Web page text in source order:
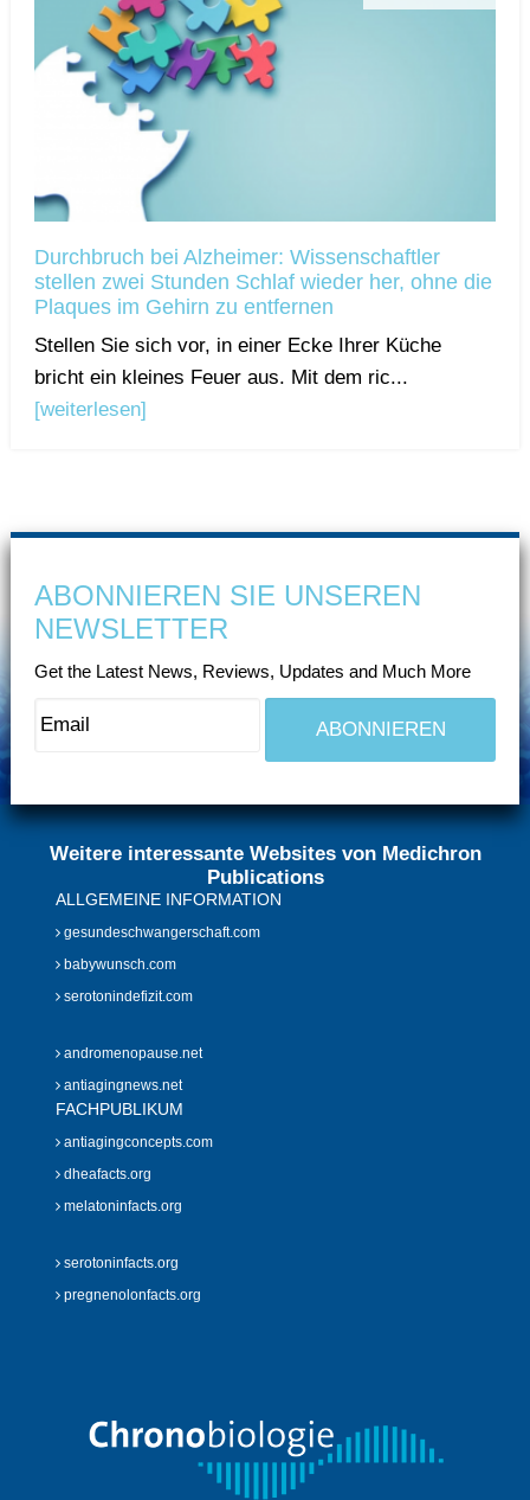
Durchbruch bei Alzheimer: Wissenschaftler
stellen zwei Stunden Schlaf wieder her, ohne die
Plaques im Gehirn zu entfernen
Stellen Sie sich vor, in einer Ecke Ihrer Küche
bricht ein kleines Feuer aus. Mit dem ric...
[weiterlesen]
ABONNIEREN SIE UNSEREN
NEWSLETTER
Get the Latest News, Reviews, Updates and Much More
Weitere interessante Websites von Medichron
Publications
ALLGEMEINE INFORMATION
gesundeschwangerschaft.com
babywunsch.com
serotonindefizit.com
andromenopause.net
antiagingnews.net
FACHPUBLIKUM
antiagingconcepts.com
dheafacts.org
melatoninfacts.org
serotoninfacts.org
pregnenolonfacts.org